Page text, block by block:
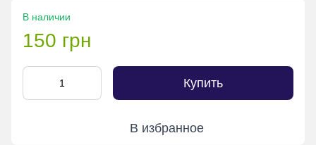
В наличии
150 грн
Купить
В избранное